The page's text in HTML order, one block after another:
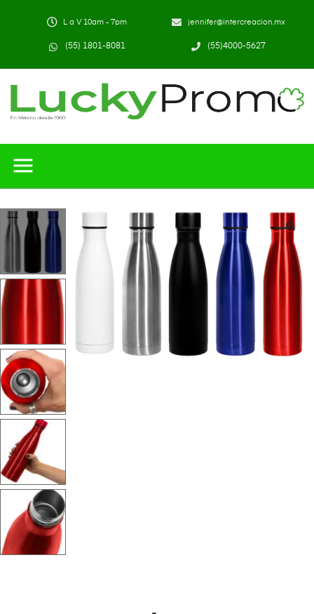
L a V 10am - 7pm jennifer@intercreacion.mx
(55) 1801-8081 (55)4000-5627